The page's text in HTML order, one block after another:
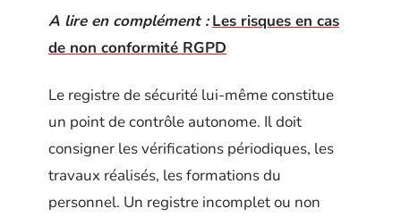
A lire en complément : Les risques en cas
de non conformité RGPD
Le registre de sécurité lui-même constitue
un point de contrôle autonome. Il doit
consigner les vérifications périodiques, les
travaux réalisés, les formations du
personnel. Un registre incomplet ou non